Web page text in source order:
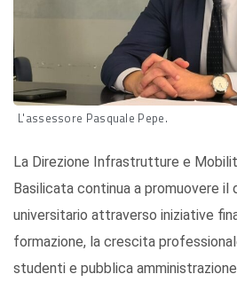
L'assessore Pasquale Pepe.
La Direzione Infrastrutture e
Basilicata continua a promuovere il
universitario attraverso iniziative
formazione, la crescita
studenti e pubblica